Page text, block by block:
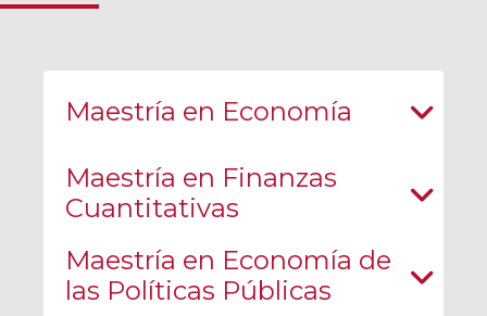
Maestría en Economía
Maestría en Finanzas
Cuantitativas
Maestría en Economía de
las Políticas Públicas